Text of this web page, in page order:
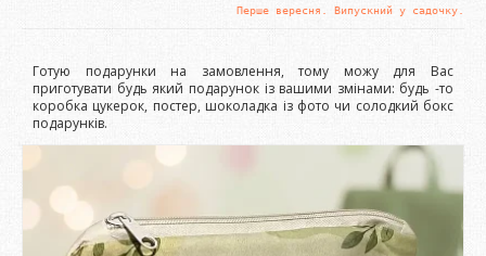
Перше вересня. Випускний у садочку.
Готую подарунки на замовлення, тому можу для Вас
приготувати будь який подарунок із вашими змінами: будь -то
коробка цукерок, постер, шоколадка із фото чи солодкий бокс
подарунків.